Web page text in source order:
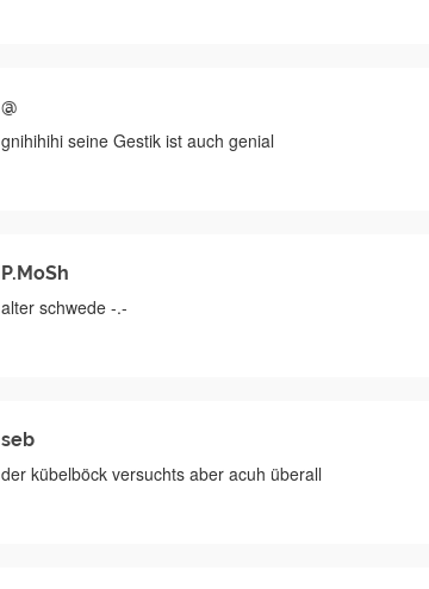
@
gnihihihi seine Gestik ist auch genial
P.MoSh
alter schwede -.-
seb
der kübelböck versuchts aber acuh überall